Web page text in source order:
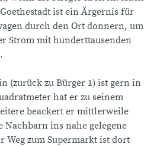
ist ein Ärgernis für
durch den Ort donnern, um
Strom mit hunderttausenden
(zurück zu Bürger 1) ist gern in
hat er zu seinem
beackert er mittlerweile
Nachbarn ins nahe gelegene
Weg zum Supermarkt ist dort